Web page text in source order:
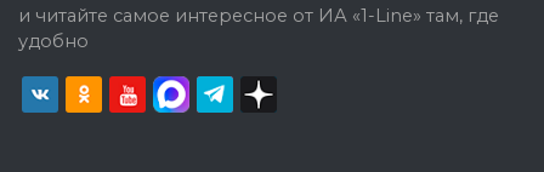
и читайте самое интересное от ИА «1-Line» там, где
удобно